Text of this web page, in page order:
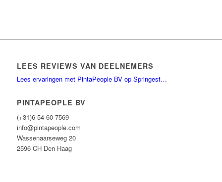
LEES REVIEWS VAN DEELNEMERS
Lees ervaringen met PintaPeople BV op Springest…
PINTAPEOPLE BV
(+31)6 54 60 7569
info@pintapeople.com
Wassenaarseweg 20
2596 CH Den Haag